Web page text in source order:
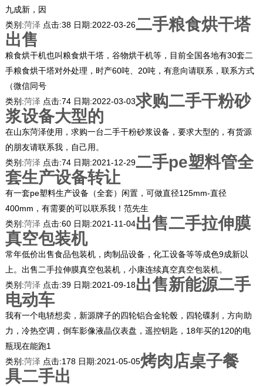
九成新，因
类别:菏泽 点击:38 日期:2022-03-26二手粮食烘干塔
出售
粮食烘干机也叫粮食烘干塔，谷物烘干机等，目前全国各地有30套二
手粮食烘干塔对外处理，时产60吨、20吨，有意向请联系，联系方式
（微信同号
类别:菏泽 点击:74 日期:2022-03-03求购二手干粉砂
浆设备大型的
在山东菏泽使用，求购一台二手干粉砂浆设备，要求大型的，有货源
的朋友请联系我，自己用。
类别:菏泽 点击:74 日期:2021-12-29二手pe塑料管全
套生产设备转让
有一套pe塑料生产设备（全套）闲置，可做直径125mm-直径
400mm，有需要的可以联系我！范先生
类别:菏泽 点击:60 日期:2021-11-04出售二手拉伸膜
真空包装机
常年低价出售食品包装机，肉制品设备，化工设备等等成色9成新以
上。出售二手拉伸膜真空包装机，小康连续真空真空包装机。
类别:菏泽 点击:39 日期:2021-09-18出售新能源二手
电动车
我有一个电轿想卖，新源牌子的四轮铝合金轮毂，四轮碟刹，方向助
力，冷热空调，倒车影像液晶仪表盘，遥控钥匙，18年买的120的电
瓶现在能跑1
类别:菏泽 点击:178 日期:2021-05-05烤肉店桌子餐
具二手出